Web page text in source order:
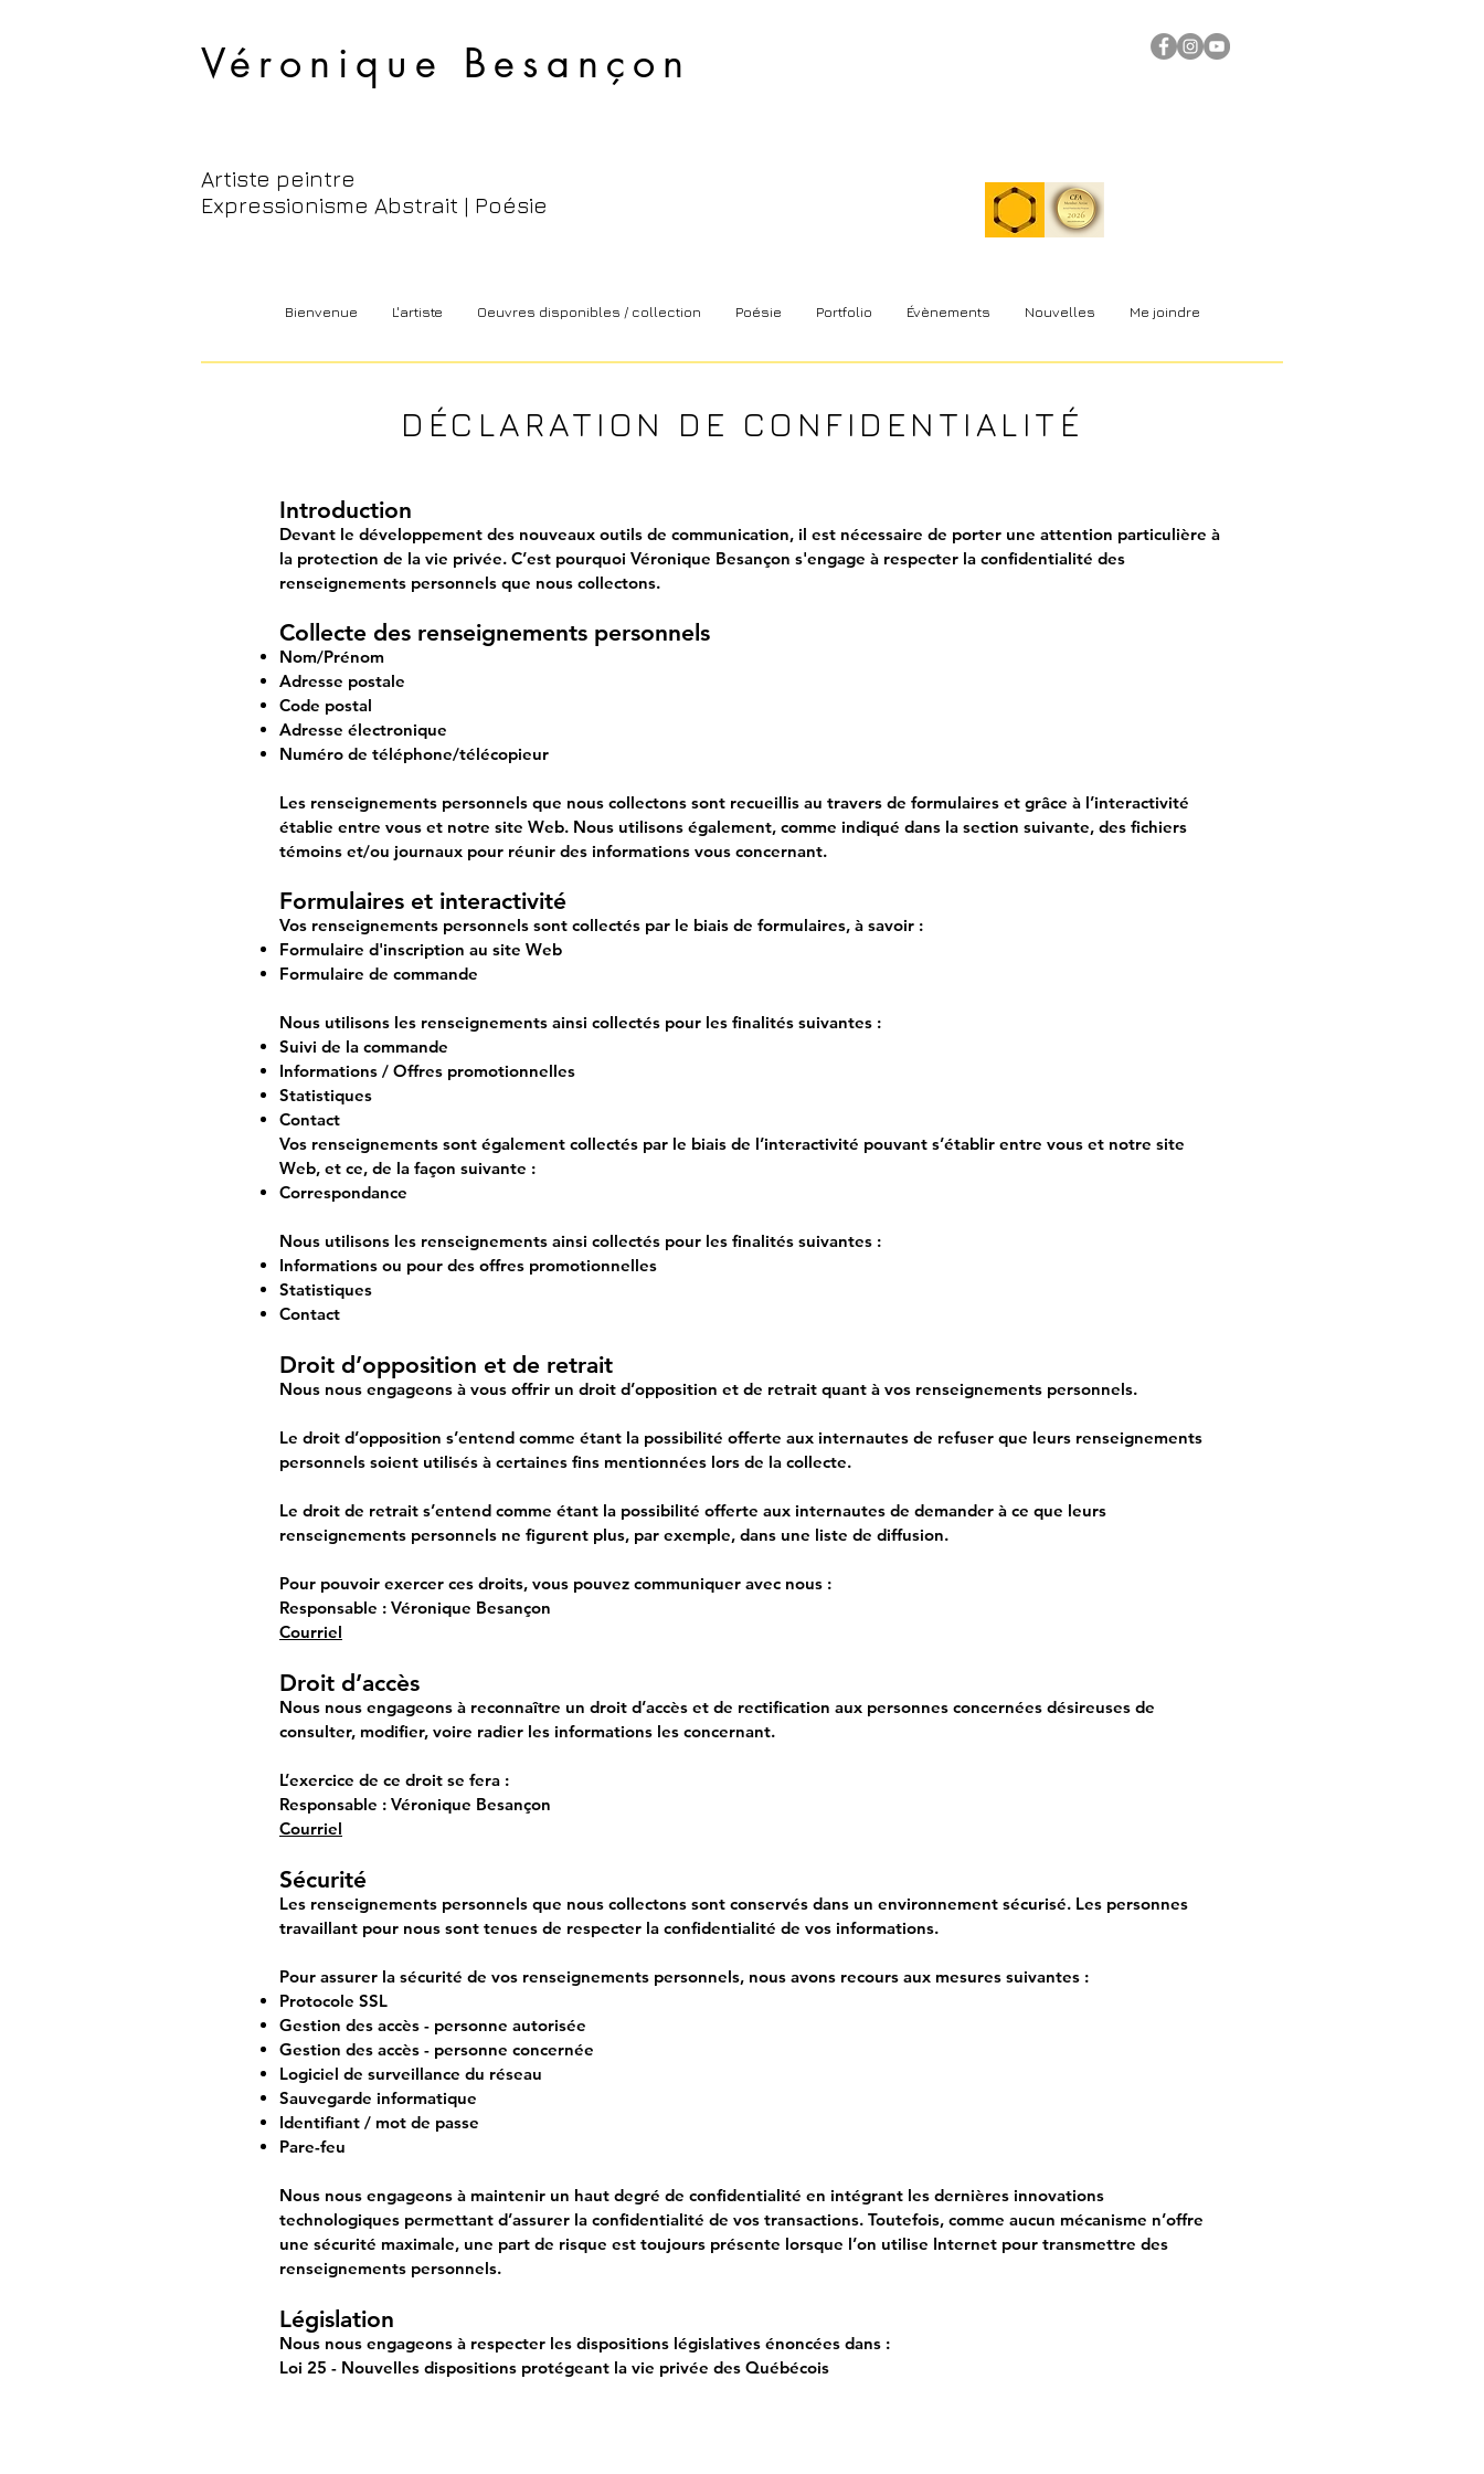
Véronique Besançon​
Artiste peintre
Expressionisme Abstrait | Poésie
Bienvenue L'artiste Oeuvres disponibles / collection Poésie Portfolio Évènements Nouvelles Me joindre
DÉCLARATION DE CONFIDENTIALITÉ
Introduction
Devant le développement des nouveaux outils de communication, il est nécessaire de porter une attention particulière à
la protection de la vie privée. C’est pourquoi Véronique Besançon s'engage à respecter la confidentialité des
renseignements personnels que nous collectons.
Collecte des renseignements personnels
Nom/Prénom
Adresse postale
Code postal
Adresse électronique
Numéro de téléphone/télécopieur
Les renseignements personnels que nous collectons sont recueillis au travers de formulaires et grâce à l’interactivité
établie entre vous et notre site Web. Nous utilisons également, comme indiqué dans la section suivante, des fichiers
témoins et/ou journaux pour réunir des informations vous concernant.
Formulaires et interactivité
Vos renseignements personnels sont collectés par le biais de formulaires, à savoir :
Formulaire d'inscription au site Web
Formulaire de commande
Nous utilisons les renseignements ainsi collectés pour les finalités suivantes :
Suivi de la commande
Informations / Offres promotionnelles
Statistiques
Contact
Vos renseignements sont également collectés par le biais de l’interactivité pouvant s’établir entre vous et notre site
Web, et ce, de la façon suivante :
Correspondance
Nous utilisons les renseignements ainsi collectés pour les finalités suivantes :
Informations ou pour des offres promotionnelles
Statistiques
Contact
Droit d’opposition et de retrait
Nous nous engageons à vous offrir un droit d’opposition et de retrait quant à vos renseignements personnels.
Le droit d’opposition s’entend comme étant la possibilité offerte aux internautes de refuser que leurs renseignements
personnels soient utilisés à certaines fins mentionnées lors de la collecte.
Le droit de retrait s’entend comme étant la possibilité offerte aux internautes de demander à ce que leurs
renseignements personnels ne figurent plus, par exemple, dans une liste de diffusion.
Pour pouvoir exercer ces droits, vous pouvez communiquer avec nous :
Responsable : Véronique Besançon
Courriel
Droit d’accès
Nous nous engageons à reconnaître un droit d’accès et de rectification aux personnes concernées désireuses de
consulter, modifier, voire radier les informations les concernant.
L’exercice de ce droit se fera :
Responsable : Véronique Besançon
Courriel
Sécurité
Les renseignements personnels que nous collectons sont conservés dans un environnement sécurisé. Les personnes
travaillant pour nous sont tenues de respecter la confidentialité de vos informations.
Pour assurer la sécurité de vos renseignements personnels, nous avons recours aux mesures suivantes :
Protocole SSL
Gestion des accès - personne autorisée
Gestion des accès - personne concernée
Logiciel de surveillance du réseau
Sauvegarde informatique
Identifiant / mot de passe
Pare-feu
Nous nous engageons à maintenir un haut degré de confidentialité en intégrant les dernières innovations
technologiques permettant d’assurer la confidentialité de vos transactions. Toutefois, comme aucun mécanisme n’offre
une sécurité maximale, une part de risque est toujours présente lorsque l’on utilise Internet pour transmettre des
renseignements personnels.
Législation
Nous nous engageons à respecter les dispositions législatives énoncées dans :
Loi 25 - Nouvelles dispositions protégeant la vie privée des Québécois